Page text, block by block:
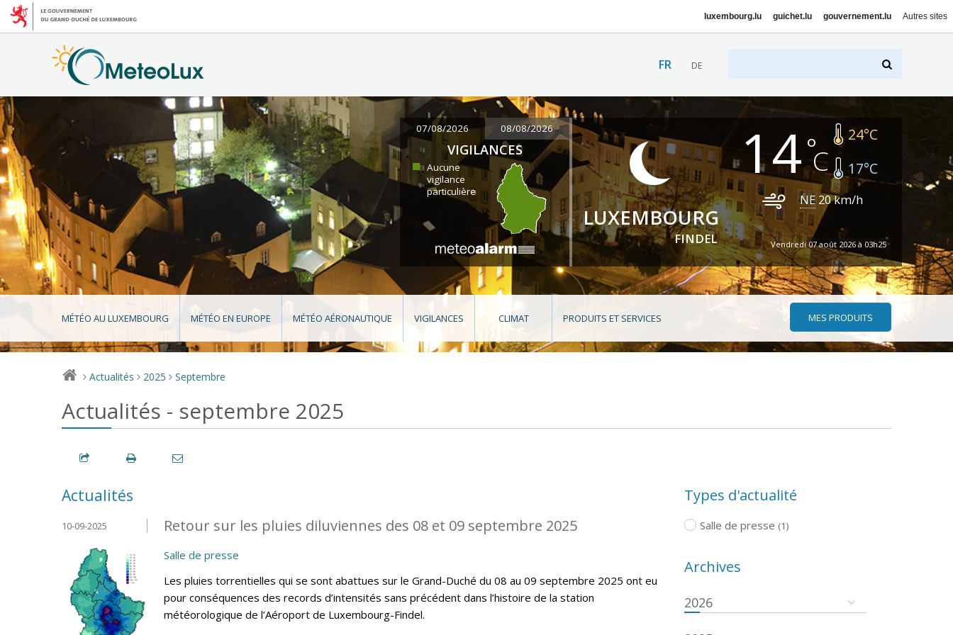
luxembourg.lu guichet.lu gouvernement.lu Autres sites
FR DE
07/08/2026 08/08/2026
VIGILANCES
Aucune
vigilance
particulière
LUXEMBOURG
FINDEL
14 24°C
17°C
NE 20km/h
Vendredi 07 août 2026 à 03h25
MÉTÉO AU LUXEMBOURG MÉTÉO EN EUROPE MÉTÉO AÉRONAUTIQUE VIGILANCES CLIMAT PRODUITS ET SERVICES MES PRODUITS
> Actualités > 2025 > Septembre
Actualités - septembre 2025
Actualités
Retour sur les pluies diluviennes des 08 et 09 septembre 2025
10-09-2025
Salle de presse
Les pluies torrentielles qui se sont abattues sur le Grand-Duché du 08 au 09 septembre 2025 ont eu
pour conséquences des records d’intensités sans précédent dans l’histoire de la station
météorologique de l’Aéroport de Luxembourg-Findel.
Types d'actualité
Salle de presse (1)
Archives
2026